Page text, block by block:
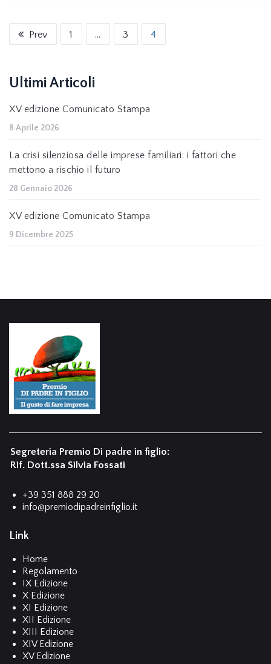
Prev 1 … 3 4
Ultimi Articoli
XV edizione Comunicato Stampa
8 Aprile 2026
La crisi silenziosa delle imprese familiari: i fattori che
mettono a rischio il futuro
28 Gennaio 2026
XV edizione Comunicato Stampa
9 Dicembre 2025
Segreteria Premio Di padre in figlio:
Rif. Dott.ssa Silvia Fossati
+39 351 888 29 20
info@premiodipadreinfiglio.it
Link
Home
Regolamento
IX Edizione
X Edizione
XI Edizione
XII Edizione
XIII Edizione
XIV Edizione
XV Edizione